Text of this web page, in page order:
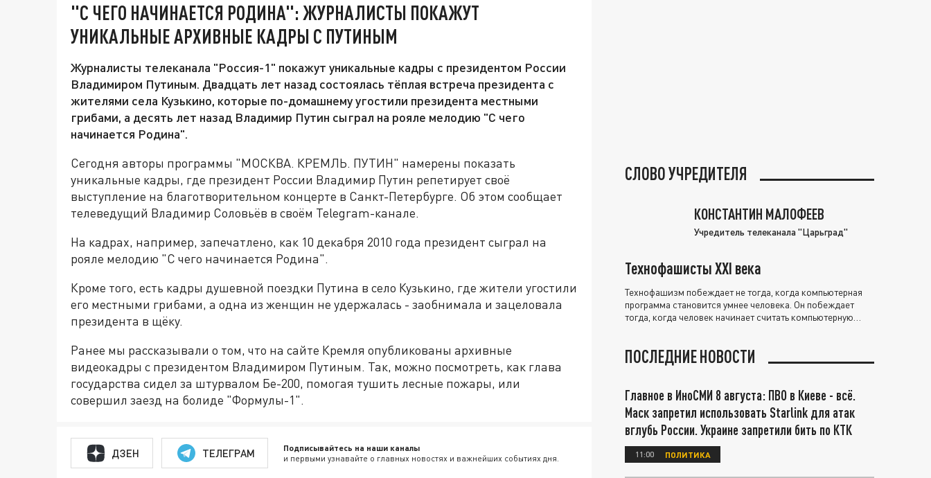
"С ЧЕГО НАЧИНАЕТСЯ РОДИНА": ЖУРНАЛИСТЫ ПОКАЖУТ
УНИКАЛЬНЫЕ АРХИВНЫЕ КАДРЫ С ПУТИНЫМ
Журналисты телеканала "Россия-1" покажут уникальные кадры с президентом России
Владимиром Путиным. Двадцать лет назад состоялась тёплая встреча президента с
жителями села Кузькино, которые по-домашнему угостили президента местными
грибами, а десять лет назад Владимир Путин сыграл на рояле мелодию "С чего
начинается Родина".
Сегодня авторы программы "МОСКВА. КРЕМЛЬ. ПУТИН" намерены показать
уникальные кадры, где президент России Владимир Путин репетирует своё
выступление на благотворительном концерте в Санкт-Петербурге. Об этом сообщает
телеведущий Владимир Соловьёв в своём Telegram-канале.
На кадрах, например, запечатлено, как 10 декабря 2010 года президент сыграл на
рояле мелодию "С чего начинается Родина".
Кроме того, есть кадры душевной поездки Путина в село Кузькино, где жители угостили
его местными грибами, а одна из женщин не удержалась - заобнимала и зацеловала
президента в щёку.
Ранее мы рассказывали о том, что на сайте Кремля опубликованы архивные
видеокадры с президентом Владимиром Путиным. Так, можно посмотреть, как глава
государства сидел за штурвалом Бе-200, помогая тушить лесные пожары, или
совершил заезд на болиде "Формулы-1".
ДЗЕН ТЕЛЕГРАМ Подписывайтесь на наши каналы
и первыми узнавайте о главных новостях и важнейших событиях дня.
СЛОВО УЧРЕДИТЕЛЯ
КОНСТАНТИН МАЛОФЕЕВ
Учредитель телеканала "Царьград"
Технофашисты XXI века
Технофашизм побеждает не тогда, когда компьютерная
программа становится умнее человека. Он побеждает
тогда, когда человек начинает считать компьютерную
ПОСЛЕДНИЕ НОВОСТИ
Главное в ИноСМИ 8 августа: ПВО в Киеве - всё.
Маск запретил использовать Starlink для атак
вглубь России. Украине запретили бить по КТК
11:00 ПОЛИТИКА